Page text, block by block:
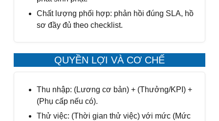
Chất lượng phối hợp: phản hồi đúng SLA, hồ
sơ đầy đủ theo checklist.
QUYỀN LỢI VÀ CƠ CHẾ
Thu nhập: (Lương cơ bản) + (Thưởng/KPI) +
(Phụ cấp nếu có).
Thử việc: (Thời gian thử việc) với mức (Mức